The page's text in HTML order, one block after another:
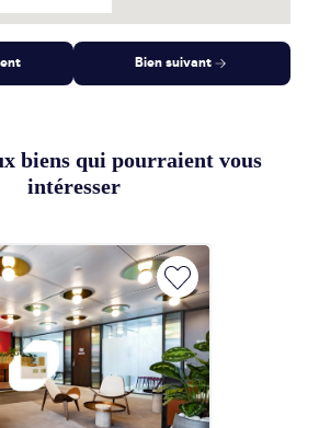
Bien suivant
biens qui pourraient vous
intéresser